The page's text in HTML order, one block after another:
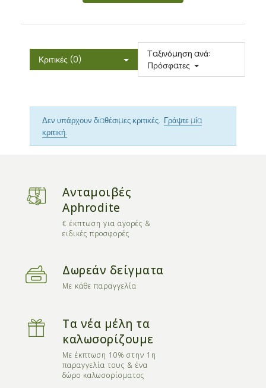
Κριτικές (0)
Ταξινόμηση ανά:
Πρόσφατες
Δεν υπάρχουν διαθέσιμες κριτικές. Γράψτε μία
κριτική.
Ανταμοιβές
Aphrodite
€ έκπτωση για αγορές &
ειδικές προσφορές
Δωρεάν δείγματα
Με κάθε παραγγελία
Τα νέα μέλη τα
καλωσορίζουμε
Με έκπτωση 10% στην 1η
παραγγελία τους & ένα
δώρο καλωσορίσματος